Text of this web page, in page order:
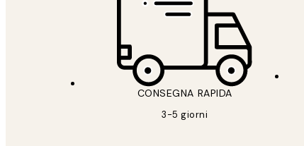
CONSEGNA RAPIDA
3-5 giorni